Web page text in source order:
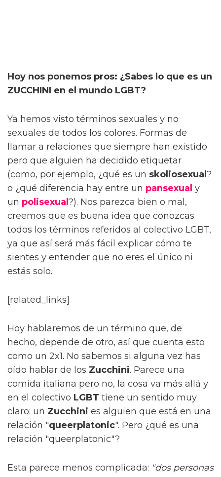
Hoy nos ponemos pros: ¿Sabes lo que es un
ZUCCHINI en el mundo LGBT?
Ya hemos visto términos sexuales y no
sexuales de todos los colores. Formas de
llamar a relaciones que siempre han existido
pero que alguien ha decidido etiquetar
(como, por ejemplo, ¿qué es un skoliosexual ?
o ¿qué diferencia hay entre un pansexual y
un polisexual ?). Nos parezca bien o mal,
creemos que es buena idea que conozcas
todos los términos referidos al colectivo LGBT,
ya que así será más fácil explicar cómo te
sientes y entender que no eres el único ni
estás solo.
[related_links]
Hoy hablaremos de un término que, de
hecho, depende de otro, así que cuenta esto
como un 2x1. No sabemos si alguna vez has
oído hablar de los Zucchini. Parece una
comida italiana pero no, la cosa va más allá y
en el colectivo LGBT tiene un sentido muy
claro: un Zucchini es alguien que está en una
relación "queerplatonic". Pero ¿qué es una
relación "queerplatonic"?
Esta parece menos complicada: "dos personas